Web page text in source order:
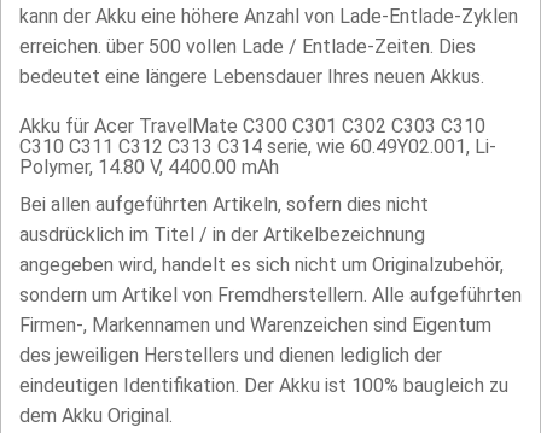
kann der Akku eine höhere Anzahl von Lade-Entlade-Zyklen
erreichen. über 500 vollen Lade / Entlade-Zeiten. Dies
bedeutet eine längere Lebensdauer Ihres neuen Akkus.
Akku für Acer TravelMate C300 C301 C302 C303 C310
C310 C311 C312 C313 C314 serie, wie 60.49Y02.001, Li-
Polymer, 14.80 V, 4400.00 mAh
Bei allen aufgeführten Artikeln, sofern dies nicht
ausdrücklich im Titel / in der Artikelbezeichnung
angegeben wird, handelt es sich nicht um Originalzubehör,
sondern um Artikel von Fremdherstellern. Alle aufgeführten
Firmen-, Markennamen und Warenzeichen sind Eigentum
des jeweiligen Herstellers und dienen lediglich der
eindeutigen Identifikation. Der Akku ist 100% baugleich zu
dem Akku Original.